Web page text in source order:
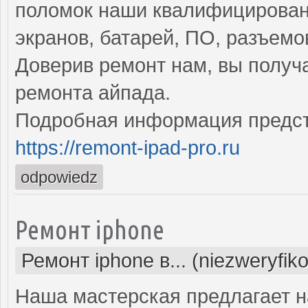
поломок наши
экранов, батарей, ПО,
Доверив ремонт нам, вы
ремонта айпада.
Подробная информация
https://remont-ipad-pro.ru
odpowiedz
Ремонт iphone
Ремонт iphone в...
Наша мастерская предлагает